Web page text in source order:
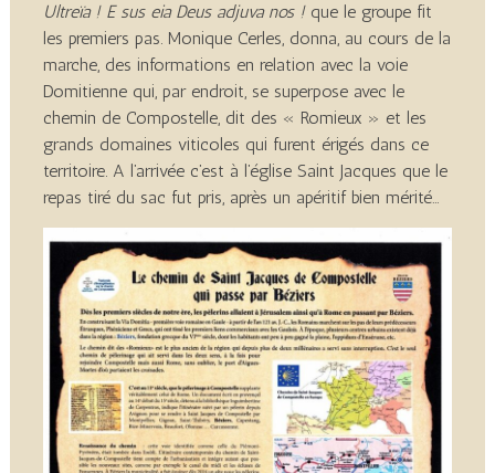
Ultreïa ! E sus eia Deus adjuva nos !que le groupe fit
les premiers pas. Monique Cerles, donna, au cours de la
marche, des informations en relation avec la voie
Domitienne qui, par endroit, se superpose avec le
chemin de Compostelle, dit des « Romieux » et les
grands domaines viticoles qui furent érigés dans ce
territoire. A l’arrivée c’est à l’église Saint Jacques que le
repas tiré du sac fut pris, après un apéritif bien mérité…